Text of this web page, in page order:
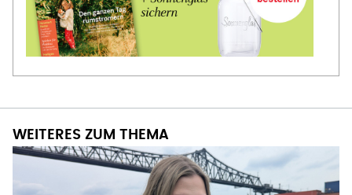
WEITERES ZUM THEMA